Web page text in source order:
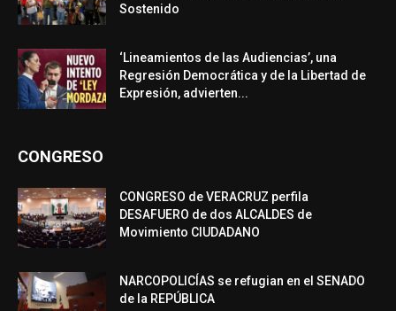
Sostenido
‘Lineamientos de las Audiencias’, una
Regresión Democrática y de la Libertad de
Expresión, advierten...
CONGRESO
CONGRESO de VERACRUZ perfila
DESAFUERO de dos ALCALDES de
Movimiento CIUDADANO
NARCOPOLICÍAS se refugian en el SENADO
de la REPÚBLICA